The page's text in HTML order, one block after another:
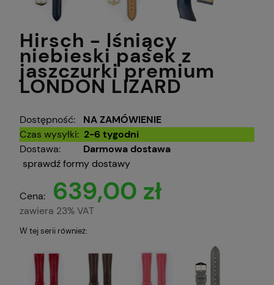
Hirsch - lśniący
niebieski pasek z
jaszczurki premium
LONDON LIZARD
Dostępność:
NA ZAMÓWIENIE
Czas wysyłki: 2-6 tygodni
Dostawa:
Darmowa dostawa
sprawdź formy dostawy
Cena: 639,00 zł
zawiera 23% VAT
W tej serii również: